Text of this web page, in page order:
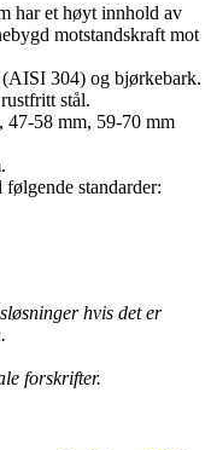
har et høyt innhold av
motstandskraft mot
304) og bjørkebark.
stål.
47-58 mm, 59-70 mm
standarder:
hvis det er
forskrifter.